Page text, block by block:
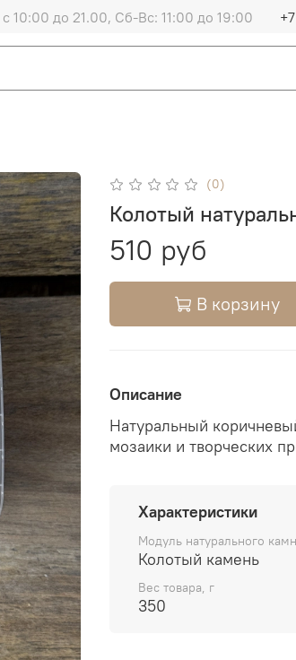
10:00 до 21.00, Сб-Вс: 11:00 до 19:00
(0)
Колотый
510 руб
В корзину
Описание
Натуральный
мозаики и творческих
Характеристики
Модуль натурального
Колотый камень
Вес товара, г
350